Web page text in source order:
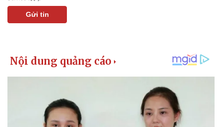
Gửi tin